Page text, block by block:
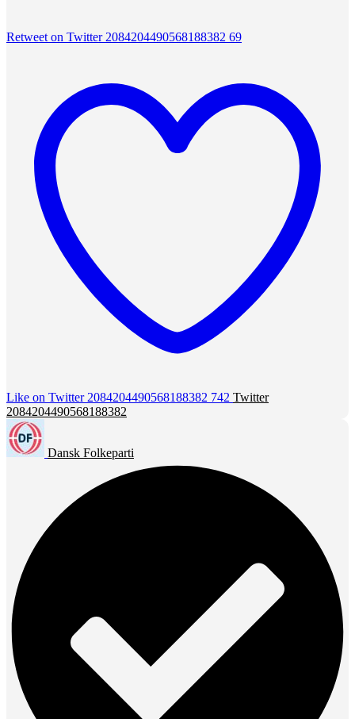
Retweet on Twitter 2084204490568188382 69
Like on Twitter 2084204490568188382 742 Twitter
2084204490568188382
Dansk Folkeparti